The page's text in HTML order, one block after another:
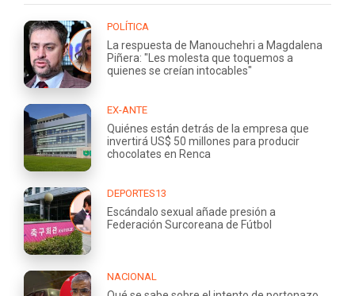
POLÍTICA
La respuesta de Manouchehri a Magdalena
Piñera: "Les molesta que toquemos a
quienes se creían intocables"
EX-ANTE
Quiénes están detrás de la empresa que
invertirá US$ 50 millones para producir
chocolates en Renca
DEPORTES13
Escándalo sexual añade presión a
Federación Surcoreana de Fútbol
NACIONAL